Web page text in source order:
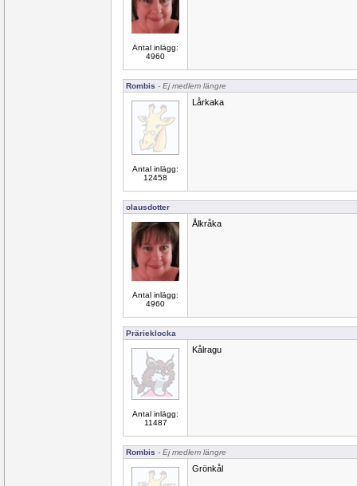
Antal inlägg:
4960
Rombis - Ej medlem längre
Antal inlägg:
12458
Lårkaka
olausdotter
Antal inlägg:
4960
Ålkråka
Prärieklocka
Antal inlägg:
11487
Kålragu
Rombis - Ej medlem längre
Grönkål